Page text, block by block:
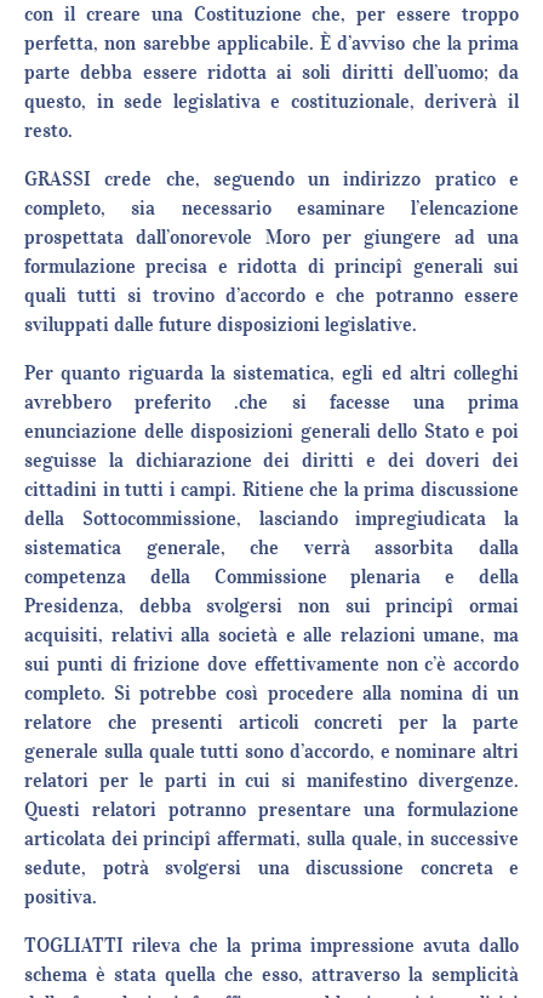
con il creare una Costituzione che, per essere troppo
perfetta, non sarebbe applicabile. È d’avviso che la prima
parte debba essere ridotta ai soli diritti dell’uomo; da
questo, in sede legislativa e costituzionale, deriverà il
resto.
GRASSI crede che, seguendo un indirizzo pratico e
completo, sia necessario esaminare l’elencazione
prospettata dall’onorevole Moro per giungere ad una
formulazione precisa e ridotta di principî generali sui
quali tutti si trovino d’accordo e che potranno essere
sviluppati dalle future disposizioni legislative.
Per quanto riguarda la sistematica, egli ed altri colleghi
avrebbero preferito .che si facesse una prima
enunciazione delle disposizioni generali dello Stato e poi
seguisse la dichiarazione dei diritti e dei doveri dei
cittadini in tutti i campi. Ritiene che la prima discussione
della Sottocommissione, lasciando impregiudicata la
sistematica generale, che verrà assorbita dalla
competenza della Commissione plenaria e della
Presidenza, debba svolgersi non sui principî ormai
acquisiti, relativi alla società e alle relazioni umane, ma
sui punti di frizione dove effettivamente non c’è accordo
completo. Si potrebbe così procedere alla nomina di un
relatore che presenti articoli concreti per la parte
generale sulla quale tutti sono d’accordo, e nominare altri
relatori per le parti in cui si manifestino divergenze.
Questi relatori potranno presentare una formulazione
articolata dei principî affermati, sulla quale, in successive
sedute, potrà svolgersi una discussione concreta e
positiva.
TOGLIATTI rileva che la prima impressione avuta dallo
schema è stata quella che esso, attraverso la semplicità